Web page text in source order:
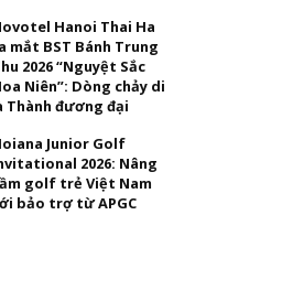
Hanoi Thai Ha
mắt BST Bánh Trung
2026 “Nguyệt Sắc
Niên”: Dòng chảy di
Thành đương đại
Junior Golf
2026: Nâng
golf trẻ Việt Nam
bảo trợ từ APGC